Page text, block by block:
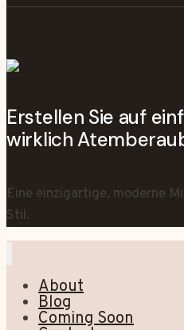
Erstellen Sie auf
wirklich
Eine einzigartige, moderne
Stil.
About
Blog
Coming Soon